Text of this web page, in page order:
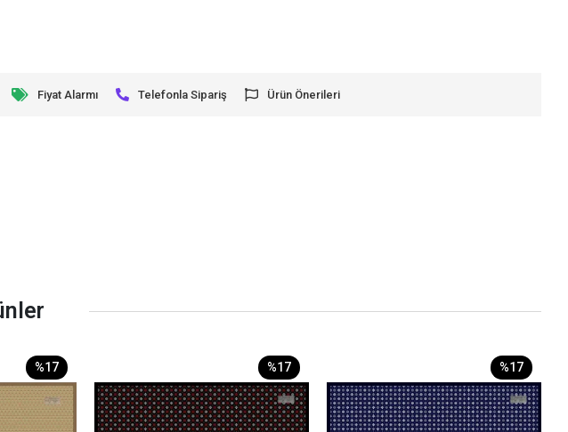
Fiyat Alarmı Telefonla Sipariş Ürün Önerileri
%17 %17 %17